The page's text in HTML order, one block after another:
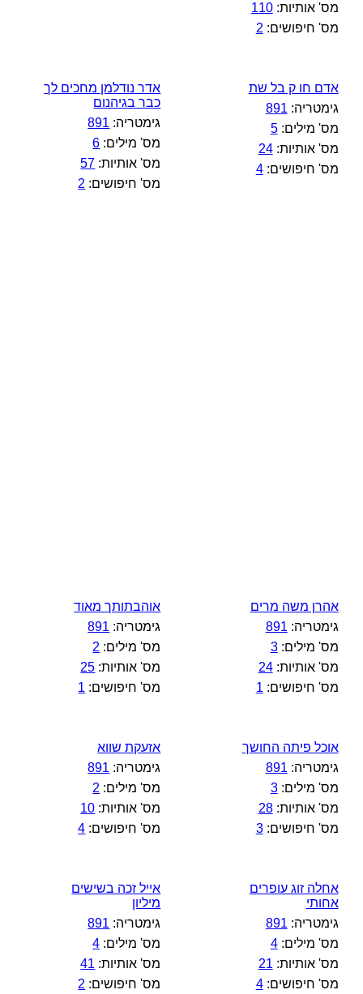
מס' אותיות:110
מס' חיפושים: 2
אדם חו ק בל שת
גימטריה: 891
מס' מילים:5
מס' אותיות:24
מס' חיפושים:4
אדר נודלמן מחכים לך
כבר בגיהנום
גימטריה: 891
מס' מילים: 6
מס' אותיות: 57
מס' חיפושים: 2
אהרן משה מרים
גימטריה: 891
מס' מילים:3
מס' אותיות:24
מס' חיפושים: 1
אוהבתותך מאוד
גימטריה: 891
מס' מילים: 2
מס' אותיות: 25
מס' חיפושים: 1
אוכל פיתה החושך
גימטריה: 891
מס' מילים:3
מס' אותיות:28
מס' חיפושים:3
אזעקת שווא
גימטריה: 891
מס' מילים: 2
מס' אותיות: 10
מס' חיפושים: 4
אחלה זוג עופרים
אחותי
גימטריה: 891
מס' מילים:4
מס' אותיות: 21
מס' חיפושים:4
אייל זכה בשישים
מיליון
גימטריה: 891
מס' מילים: 4
מס' אותיות: 41
מס' חיפושים: 2